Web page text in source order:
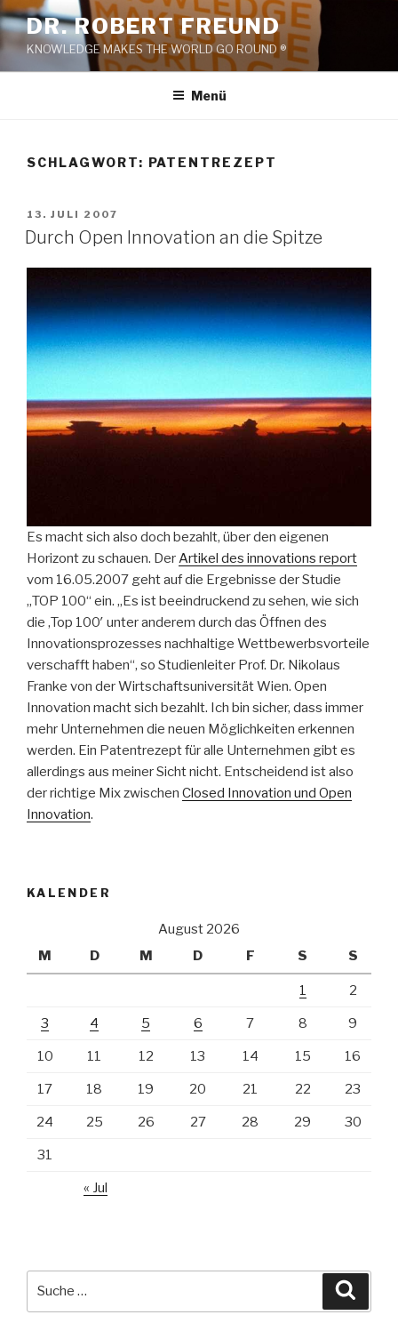
Zum
Inhalt
springen
DR. ROBERT FREUND
KNOWLEDGE MAKES THE WORLD GO ROUND ®
Menü
SCHLAGWORT: PATENTREZEPT
VERÖFFENTLICHT
AM
13. JULI 2007
Durch Open Innovation an die Spitze
Es macht sich also doch bezahlt, über den eigenen
Horizont zu schauen. DerArtikel des innovations report
vom 16.05.2007 geht auf die Ergebnisse der Studie
„TOP 100“ ein. „Es ist beeindruckend zu sehen, wie sich
die ‚Top 100′ unter anderem durch das Öffnen des
Innovationsprozesses nachhaltige Wettbewerbsvorteile
verschafft haben“, so Studienleiter Prof. Dr. Nikolaus
Franke von der Wirtschaftsuniversität Wien. Open
Innovation macht sich bezahlt. Ich bin sicher, dass immer
mehr Unternehmen die neuen Möglichkeiten erkennen
werden. Ein Patentrezept für alle Unternehmen gibt es
allerdings aus meiner Sicht nicht. Entscheidend ist also
der richtige Mix zwischen Closed Innovation und Open
Innovation.
KALENDER
August 2026
M
D M D F S S
1 2
3 4 5 6 7 8 9
10 11 12 13 14 15 16
17 18 19 20 21 22 23
24 25 26 27 28 29 30
31
« Jul